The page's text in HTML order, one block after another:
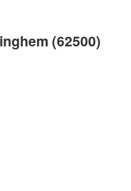
(62500)